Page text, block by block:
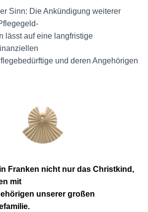
Sinn: Die Ankündigung weiterer
lässt auf eine langfristige
und deren Angehörigen
Franken nicht nur das Christkind,
mit
unserer großen